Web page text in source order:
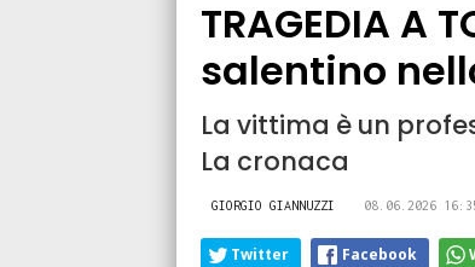
TRAGEDIA A
salentino
La vittima è un
La cronaca
GIORGIO GIANNUZZI 08.06.2026
Twitter Facebook